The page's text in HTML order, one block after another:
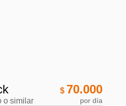
o similar
$ 70.000
por día